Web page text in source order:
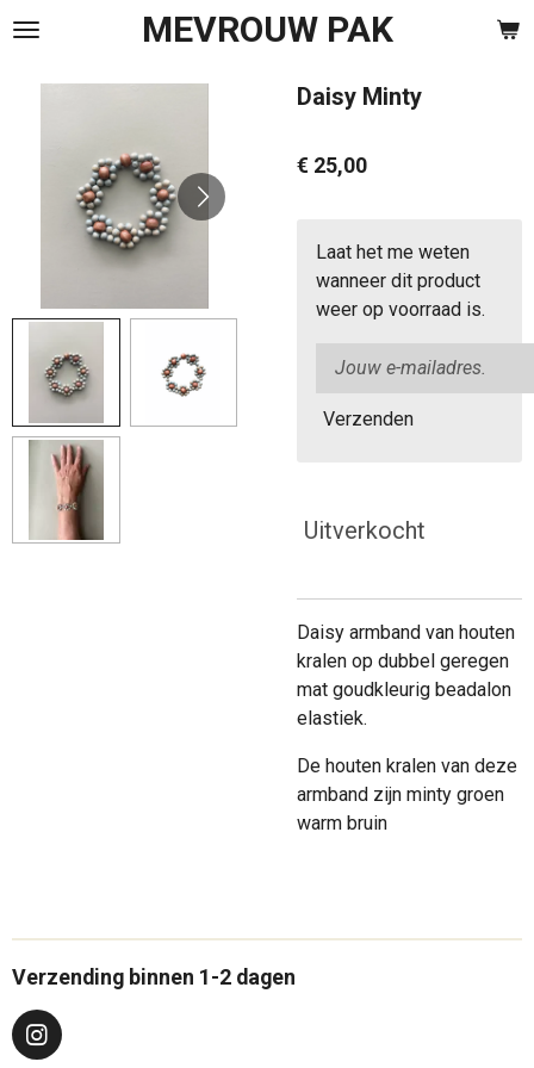
Ga
naar
MEVROUW PAK
Daisy Minty
€ 25,00
Laat het me weten
wanneer dit product
weer op voorraad is.
Verzenden
Uitverkocht
Daisy armband van houten
kralen op dubbel geregen
mat goudkleurig beadalon
elastiek.
De houten kralen van deze
armband zijn minty groen
warm bruin
Verzending binnen 1-2 dagen
I